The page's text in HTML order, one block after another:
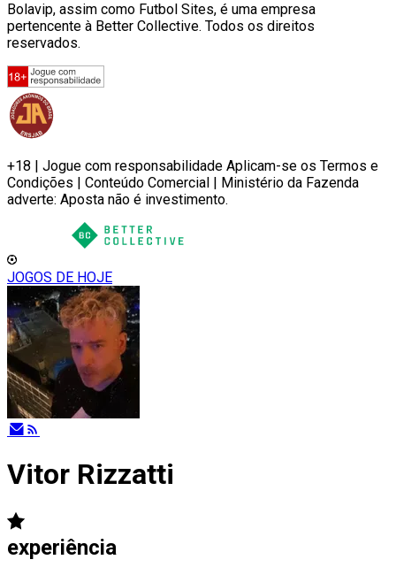
Bolavip, assim como Futbol Sites, é uma empresa
pertencente à Better Collective. Todos os direitos
reservados.
+18 | Jogue com responsabilidade Aplicam-se os Termos e
Condições | Conteúdo Comercial | Ministério da Fazenda
adverte: Aposta não é investimento.
JOGOS DE HOJE
Vitor Rizzatti
experiência